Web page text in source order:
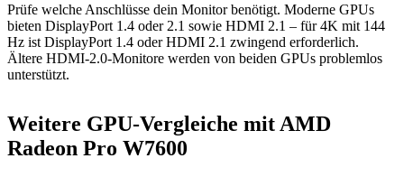
Prüfe welche Anschlüsse dein Monitor benötigt. Moderne GPUs
bieten DisplayPort 1.4 oder 2.1 sowie HDMI 2.1 – für 4K mit 144
Hz ist DisplayPort 1.4 oder HDMI 2.1 zwingend erforderlich.
Ältere HDMI-2.0-Monitore werden von beiden GPUs problemlos
unterstützt.
Weitere GPU-Vergleiche mit AMD
Radeon Pro W7600